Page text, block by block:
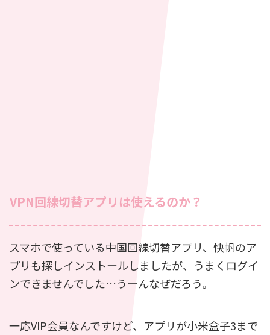
VPN回線切替アプリは使えるのか？
スマホで使っている中国回線切替アプリ、快帆のア
プリも探しインストールしましたが、うまくログイ
ンできませんでした…うーんなぜだろう。
一応VIP会員なんですけど、アプリが小米盒子3まで